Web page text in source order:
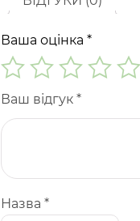
Ваша оцінка *
Ваш відгук *
Назва *